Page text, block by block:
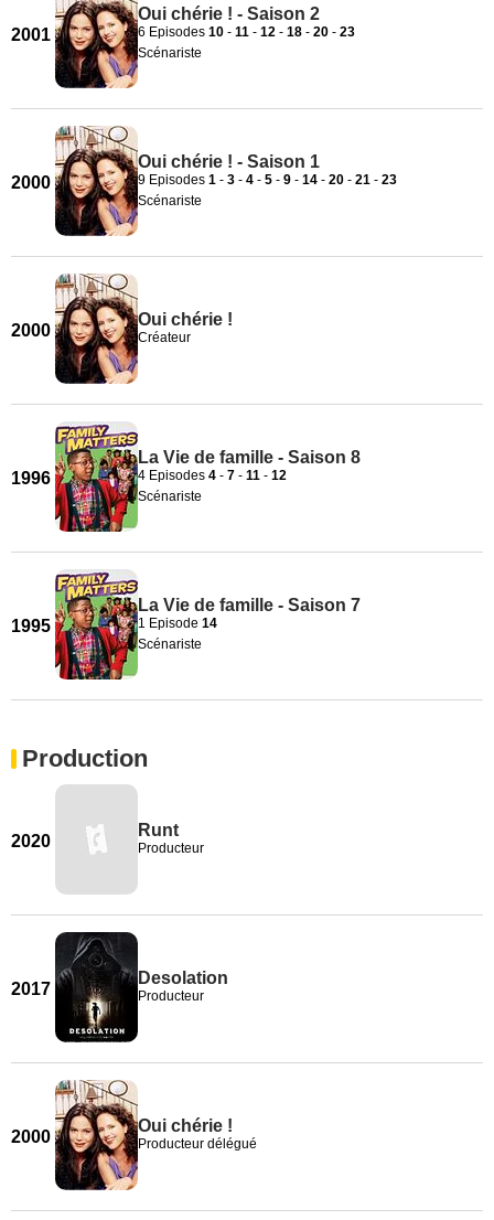
2001
Oui chérie ! - Saison 2
6 Episodes 10 - 11 - 12 - 18 - 20 - 23
Scénariste
2000
Oui chérie ! - Saison 1
9 Episodes 1 - 3 - 4 - 5 - 9 - 14 - 20 - 21 - 23
Scénariste
2000
Oui chérie !
Créateur
1996
La Vie de famille - Saison 8
4 Episodes 4 - 7 - 11 - 12
Scénariste
1995
La Vie de famille - Saison 7
1 Episode 14
Scénariste
Production
2020
Runt
Producteur
2017
Desolation
Producteur
2000
Oui chérie !
Producteur délégué